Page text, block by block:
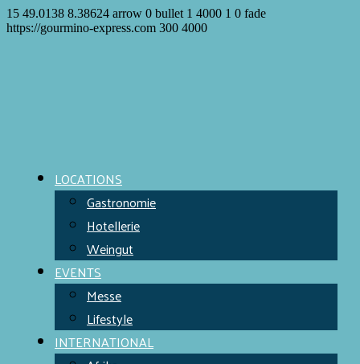
15 49.0138 8.38624 arrow 0 bullet 1 4000 1 0 fade
https://gourmino-express.com 300 4000
LOCATIONS
Gastronomie
Hotellerie
Weingut
EVENTS
Messe
Lifestyle
INTERNATIONAL